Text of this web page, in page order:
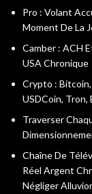
Pro : Volant
Moment De La
Camber : ACH
USA Chronique
Crypto :
USDCoin, Tron,
Traverser
Chaîne De
Réel Argent
Négliger